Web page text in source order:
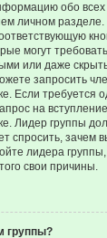
обо
личном разделе.
могут
или даже
запросить
Если требуется
на
Лидер группы
спросить, зачем
лидера
свои причины.
группы?